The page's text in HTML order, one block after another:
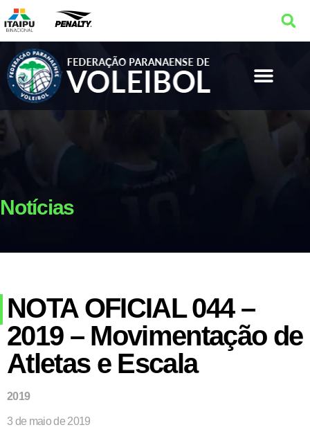
Notícias
NOTA OFICIAL 044 –
2019 – Movimentação de
Atletas e Escala
2019
3 de maio de 2019